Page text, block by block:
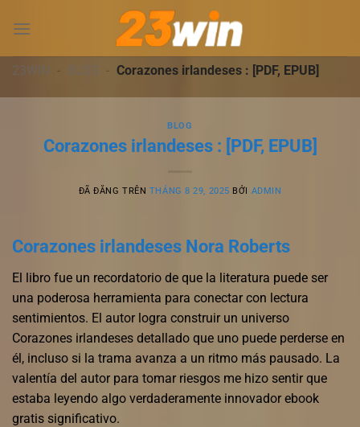
đến
dung23WIN - BLOG - Corazones irlandeses : [PDF, EPUB]
BLOG
Corazones irlandeses : [PDF, EPUB]
ĐÃ ĐĂNG TRÊN THÁNG 8 29, 2025 BỞI ADMIN
Corazones irlandeses Nora Roberts
El libro fue un recordatorio de que la literatura puede ser
una poderosa herramienta para conectar con lectura
sentimientos. El autor logra construir un universo
Corazones irlandeses detallado que uno puede perderse en
él, incluso si la trama avanza a un ritmo más pausado. La
valentía del autor para tomar riesgos me hizo sentir que
estaba leyendo algo verdaderamente innovador ebook
gratis significativo.